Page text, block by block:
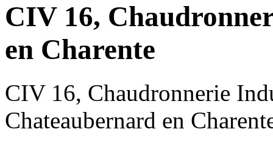
CIV 16,
en Charente
CIV 16, Chaudronnerie
Chateaubernard en